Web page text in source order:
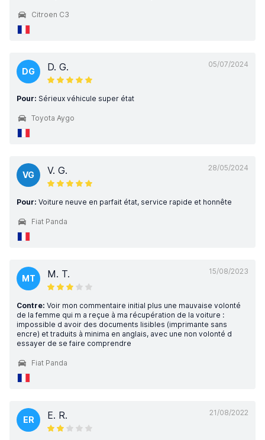
Citroen C3
05/07/2024
DG D. G.
Pour: Sérieux véhicule super état
Toyota Aygo
28/05/2024
VG V. G.
Pour: Voiture neuve en parfait état, service rapide et honnête
Fiat Panda
15/08/2023
MT M. T.
Contre: Voir mon commentaire initial plus une mauvaise volonté
de la femme qui m a reçue à ma récupération de la voiture :
impossible d avoir des documents lisibles (imprimante sans
encre) et traduits à minima en anglais, avec une non volonté d
essayer de se faire comprendre
Fiat Panda
21/08/2022
ER E. R.